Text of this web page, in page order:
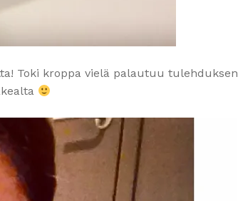
Toki kroppa vielä palautuu tulehduksen